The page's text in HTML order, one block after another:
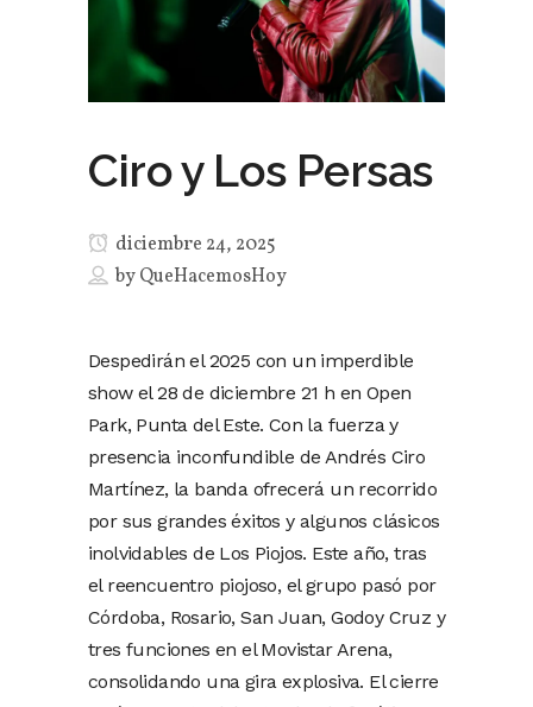
Ciro y Los Persas
diciembre 24, 2025
byQueHacemosHoy
Despedirán el 2025 con un imperdible
show el 28 de diciembre 21 h en Open
Park, Punta del Este. Con la fuerza y
presencia inconfundible de Andrés Ciro
Martínez, la banda ofrecerá un recorrido
por sus grandes éxitos y algunos clásicos
inolvidables de Los Piojos. Este año, tras
el reencuentro piojoso, el grupo pasó por
Córdoba, Rosario, San Juan, Godoy Cruz y
tres funciones en el Movistar Arena,
consolidando una gira explosiva. El cierre